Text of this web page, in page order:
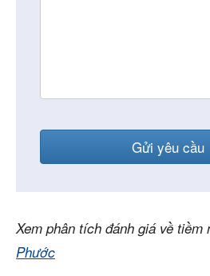
Gửi yêu cầu
Xem phân tích đánh giá về tiềm
Phước